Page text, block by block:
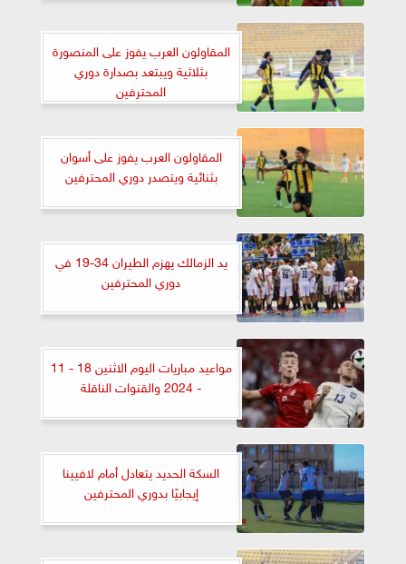
المقاولون العرب يفوز على المنصورة
بثلاثية ويبتعد بصدارة دوري
المحترفين
المقاولون العرب يفوز على أسوان
بثنائية ويتصدر دوري المحترفين
يد الزمالك يهزم الطيران 34-19 في
دوري المحترفين
مواعيد مباريات اليوم الاثنين 18 - 11
- 2024 والقنوات الناقلة
السكة الحديد يتعادل أمام لافيينا
إيجابيًا بدوري المحترفين